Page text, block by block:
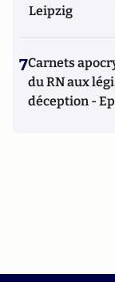
Leipzig
7Carnets
du RN aux
déception -